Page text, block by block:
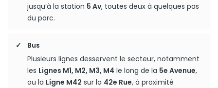
jusqu’à la station 5 Av, toutes deux à quelques pas
du parc.
Bus
Plusieurs lignes desservent le secteur, notamment
les Lignes M1, M2, M3, M4 le long de la 5e Avenue,
ou la Ligne M42 sur la 42e Rue, à proximité